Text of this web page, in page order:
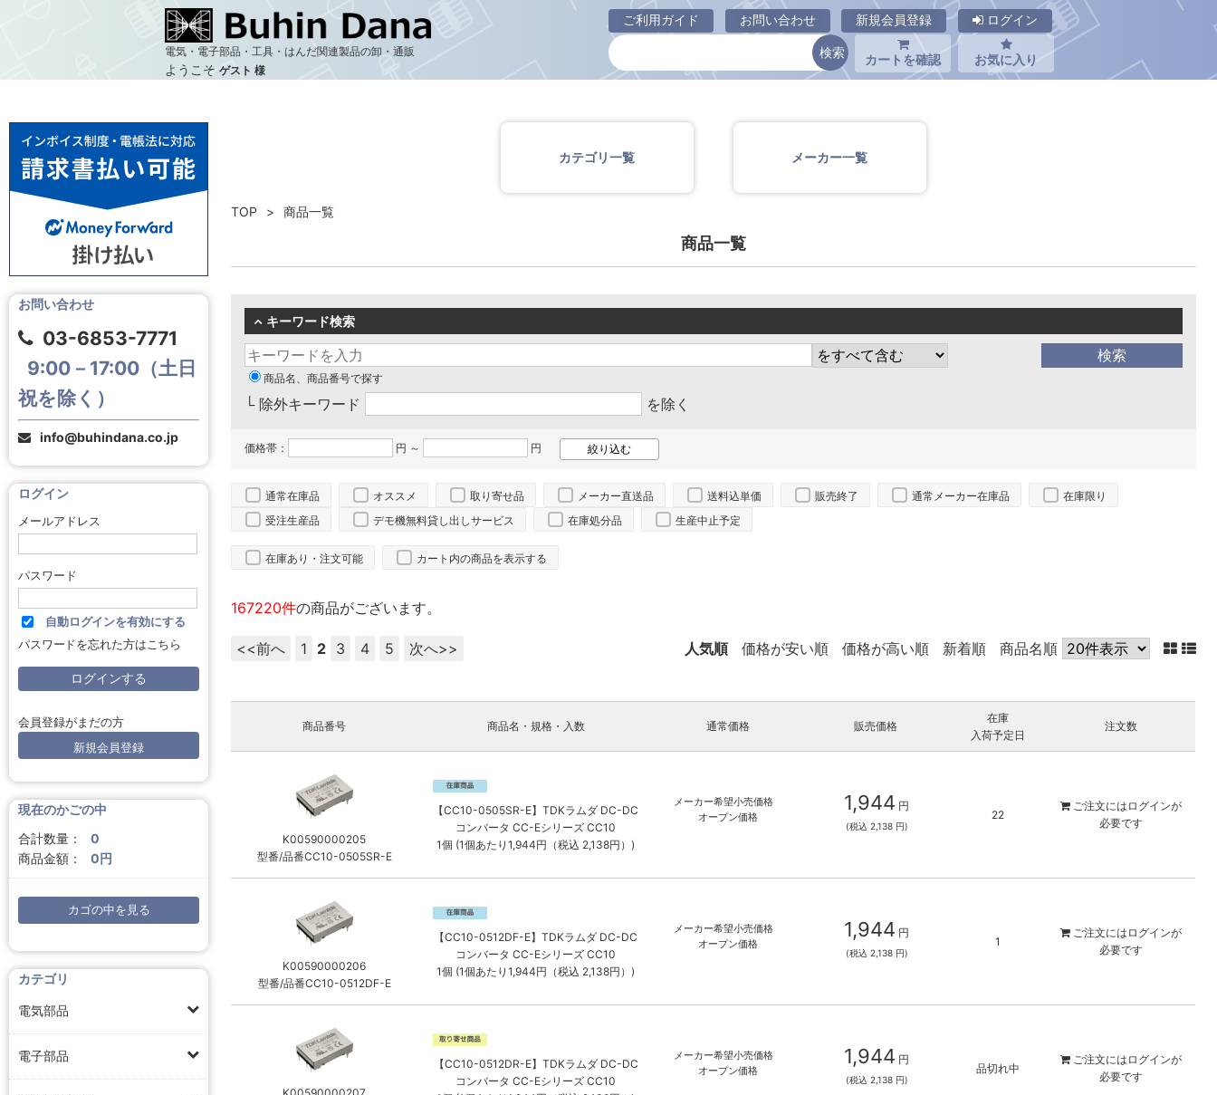
電気・電子部品・工具・はんだ関連製品の卸・通販
ようこそ ゲスト 様
ご利用ガイド お問い合わせ 新規会員登録 ログイン
カートを確認 お気に入り
商品一覧ページ
お問い合わせ
03-6853-7771
9:00－17:00（土日
祝を除く）
info@buhindana.co.jp
ログイン
メールアドレス
パスワード
自動ログインを有効にする
パスワードを忘れた方はこちら
会員登録がまだの方
新規会員登録
現在のかごの中
合計数量：
0
商品金額：
0円
カゴの中を見る
カテゴリ
電気部品
電子部品
カテゴリ一覧 メーカー一覧
TOP 商品一覧
商品一覧
キーワード検索
商品名、商品番号で探す
└ 除外キーワード を除く
価格帯： 円 ～ 円
通常在庫品 オススメ 取り寄せ品 メーカー直送品 送料込単価 販売終了 通常メーカー在庫品
在庫限り
受注生産品
デモ機無料貸し出しサービス 在庫処分品 生産中止予定
在庫あり・注文可能 カート内の商品を表示する
167220件の商品がございます。
人気順 価格が安い順 価格が高い順 新着順 商品名順
<<前へ 1 2 3 4 5 次へ>>
商品番号 商品名・規格・入数 通常価格 販売価格
在庫
入荷予定日
注文数
K00590000205
型番/品番CC10-0505SR-E
【CC10-0505SR-E】TDKラムダ DC-DC
コンバータ CC-Eシリーズ CC10
1個 (1個あたり1,944円（税込 2,138円）)
メーカー希望小売価格
オープン価格
1,944 円
(税込 2,138 円)
22
ご注文には ログインが
必要です
K00590000206
型番/品番CC10-0512DF-E
【CC10-0512DF-E】TDKラムダ DC-DC
コンバータ CC-Eシリーズ CC10
1個 (1個あたり1,944円（税込 2,138円）)
メーカー希望小売価格
オープン価格
1,944 円
(税込 2,138 円)
1
ご注文には ログインが
必要です
【CC10-0512DR-E】TDKラムダ DC-DC
コンバータ CC-Eシリーズ CC10
メーカー希望小売価格
オープン価格
1,944 円
(税込 2,138 円)
品切れ中
ご注文には ログインが
必要です